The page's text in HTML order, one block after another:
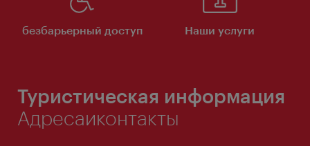
безбарьерный доступ Наши услуги
Туристическая информация
Адресаиконтакты